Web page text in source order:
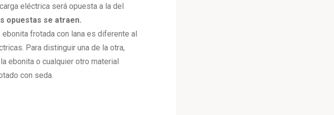
eléctrica será opuesta a la del
opuestas se atraen.
frotada con lana es diferente al
Para distinguir una de la otra,
ebonita o cualquier otro material
con seda.